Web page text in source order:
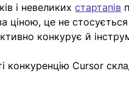
і невеликих стартапів
ціною, це не
конкурує й
конкуренцію Cursor